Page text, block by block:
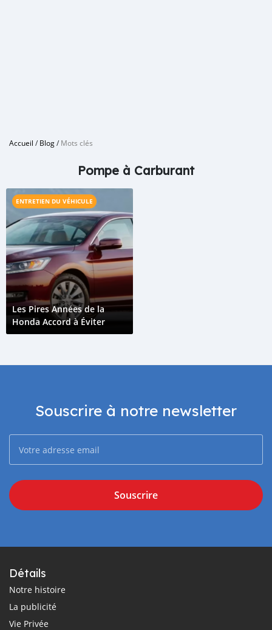
Accueil /Blog/Mots clés
Pompe à Carburant
ENTRETIEN DU VÉHICULE
Les Pires Années de la
Honda Accord à Éviter
Souscrire à notre newsletter
Souscrire
Détails
Notre histoire
La publicité
Vie Privée